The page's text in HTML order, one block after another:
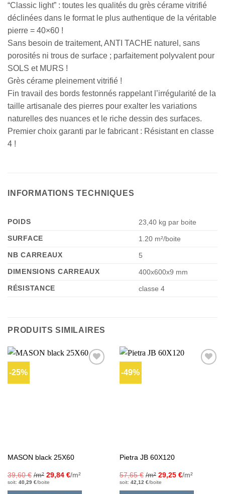
“Classic light” : toutes les qualités du grès cérame vitrifié
déclinées dans le format le plus authentique de la véritable
pierre = 40×60 !
Sans besoin de traitement, ANTI TACHE naturel, sans
porosités ni trous de surface ; parfaitement polyvalent pour
SOLS et MURS !
Grès cérame pleinement vitrifié !
Fin travail des bords festonnés rappelant l’irrégularité de la
taille artisanale des pierres pour exalter les variations
naturelles des nuances et le riche dessin des surfaces.
Premier choix garanti par le fabricant : Résistant en classe
4 !
INFORMATIONS TECHNIQUES
POIDS
23,40 kg par boite
SURFACE
1.20 m²/boite
NB CARREAUX
5
DIMENSIONS CARREAUX
400x600x9 mm
RÉSISTANCE
classe 4
PRODUITS SIMILAIRES
-25%
MASON black 25X60
39,60€ /m² 29,84 €/m²
soit: 40,29 €/boite
-49%
Pietra JB 60X120
57,65€ /m² 29,25 €/m²
soit: 42,12 €/boite